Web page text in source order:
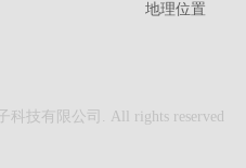
地理位置
科技有限公司. All rights reserved